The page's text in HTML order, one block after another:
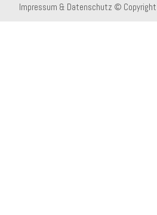
Impressum & Datenschutz © Copyright